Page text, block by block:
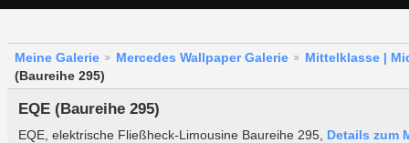
Meine Galerie Mercedes Wallpaper Galerie
Mittelklasse |
(Baureihe 295)
EQE (Baureihe 295)
EQE, elektrische Fließheck-Limousine Baureihe 295, Details zum